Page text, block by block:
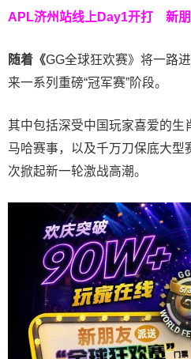
APL济州站线上Day1开打 新
随着《GG全球狂欢赛》将一路
来一系列重磅“冠军赛”阶段。
其中包括深受中国玩家喜爱的生
马哈赛事，以及千万刀保底大型
次掀起新一轮激战高潮。